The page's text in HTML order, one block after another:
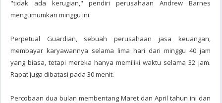
"tidak ada kerugian," pendiri perusahaan Andrew Barnes
mengumumkan minggu ini.
Perpetual Guardian, sebuah perusahaan jasa keuangan,
membayar karyawannya selama lima hari dari minggu 40 jam
yang biasa, tetapi mereka hanya memiliki waktu selama 32 jam.
Rapat juga dibatasi pada 30 menit.
Percobaan dua bulan membentang Maret dan April tahun ini dan